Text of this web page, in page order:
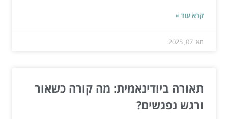
קרא עוד »
מאי 07, 2025
תאורה ביודינאמית: מה קורה כשאור
ורגש נפגשים?